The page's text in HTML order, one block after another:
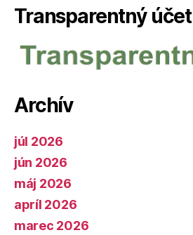
Transparentný účet
Archív
júl 2026
jún 2026
máj 2026
apríl 2026
marec 2026